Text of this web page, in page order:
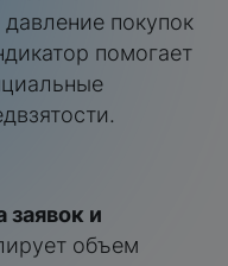
покупок
помогает
и
объем